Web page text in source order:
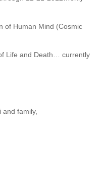
of Human Mind (Cosmic
Life and Death… currently
family,